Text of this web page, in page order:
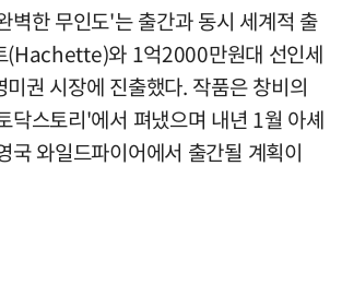
벽한 무인도'는 출간과 동시 세계적 출
(Hachette)와 1억2000만원대 선인세
권 시장에 진출했다. 작품은 창비의
닥스토리'에서 펴냈으며 내년 1월 아셰
국 와일드파이어에서 출간될 계획이